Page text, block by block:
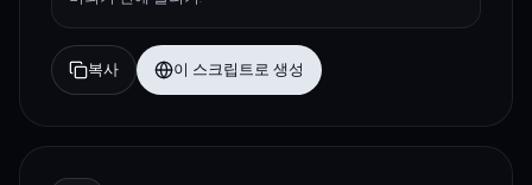
복사 이 스크립트로 생성